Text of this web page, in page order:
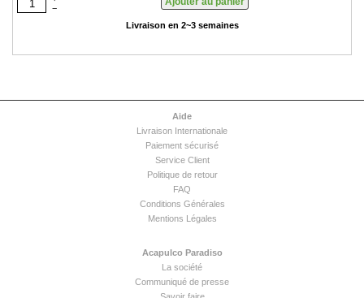
−
Livraison en 2~3 semaines
Aide
Livraison Internationale
Paiement sécurisé
Service Client
Politique de retour
FAQ
Conditions Générales
Mentions Légales
Acapulco Paradiso
La société
Communiqué de presse